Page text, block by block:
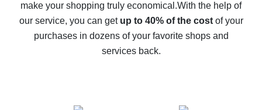
The best cash back service for AliExpress - let's
compare offers
make your shopping truly economical.With the help of
our service, you can get up to 40% of the costof your
purchases in dozens of your favorite shops and
services back.